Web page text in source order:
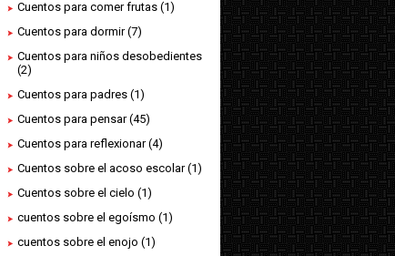
Cuentos para comer frutas (1)
Cuentos para dormir (7)
Cuentos para niños desobedientes
(2)
Cuentos para padres (1)
Cuentos para pensar (45)
Cuentos para reflexionar (4)
Cuentos sobre el acoso escolar (1)
Cuentos sobre el cielo (1)
cuentos sobre el egoísmo (1)
cuentos sobre el enojo (1)